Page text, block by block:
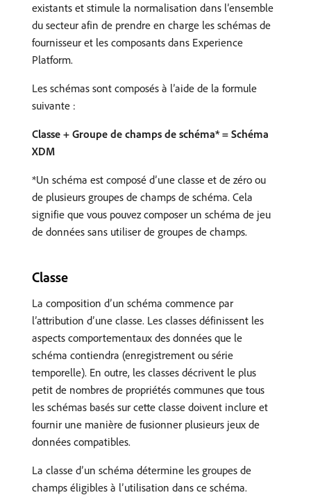
existants et stimule la normalisation dans l’ensemble
du secteur afin de prendre en charge les schémas de
fournisseur et les composants dans Experience
Platform.
Les schémas sont composés à l’aide de la formule
suivante :
Classe + Groupe de champs de schéma* = Schéma
XDM
*Un schéma est composé d’une classe et de zéro ou
de plusieurs groupes de champs de schéma. Cela
signifie que vous pouvez composer un schéma de jeu
de données sans utiliser de groupes de champs.
Classe
La composition d’un schéma commence par
l’attribution d’une classe. Les classes définissent les
aspects comportementaux des données que le
schéma contiendra (enregistrement ou série
temporelle). En outre, les classes décrivent le plus
petit de nombres de propriétés communes que tous
les schémas basés sur cette classe doivent inclure et
fournir une manière de fusionner plusieurs jeux de
données compatibles.
La classe d’un schéma détermine les groupes de
champs éligibles à l’utilisation dans ce schéma.